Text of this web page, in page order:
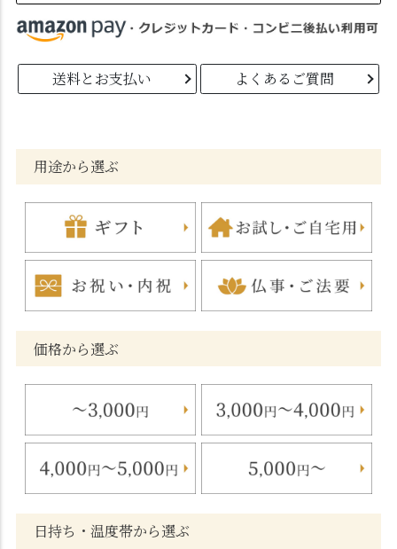
送料とお支払い よくあるご質問
用途から選ぶ
価格から選ぶ
日持ち・温度帯から選ぶ